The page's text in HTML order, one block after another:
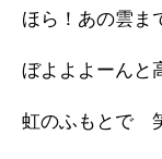
ほら！あの雲
ぼよよよーんと
虹のふもとで